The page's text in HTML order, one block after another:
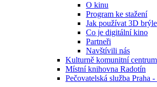
O kinu
Program ke stažení
Jak používat 3D brýle
Co je digitální kino
Partneři
Navštívili nás
Kulturně komunitní
Místní knihovna Radotín
Pečovatelská služba Praha